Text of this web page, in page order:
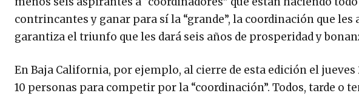
contrincantes y ganar para sí la “grande”, la coordinación que les
garantiza el triunfo que les dará seis años de prosperidad y
En Baja California, por ejemplo, al cierre de esta edición el
10 personas para competir por la “coordinación”. Todos, tarde o